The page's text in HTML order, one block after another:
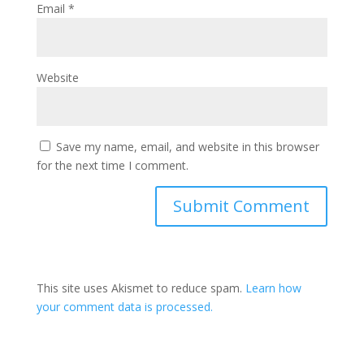
Email *
Website
Save my name, email, and website in this browser
for the next time I comment.
This site uses Akismet to reduce spam. Learn how
your comment data is processed.